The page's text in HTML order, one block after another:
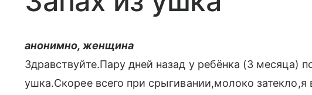
анонимно, женщина
Здравствуйте.Пару дней назад у ребёнка (3 месяца)
ушка.Скорее всего при срыгивании,молоко